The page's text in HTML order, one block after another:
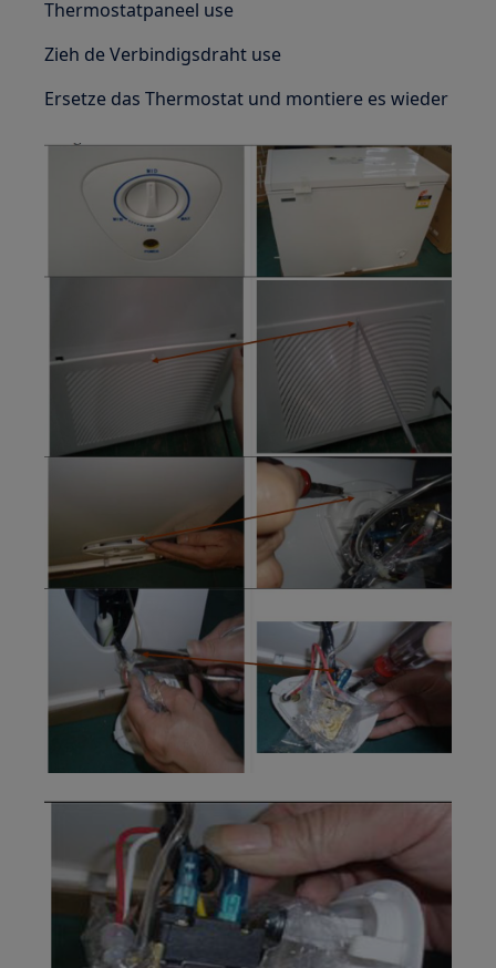
Thermostatpaneel use
Zieh de Verbindigsdraht use
Ersetze das Thermostat und montiere es wieder